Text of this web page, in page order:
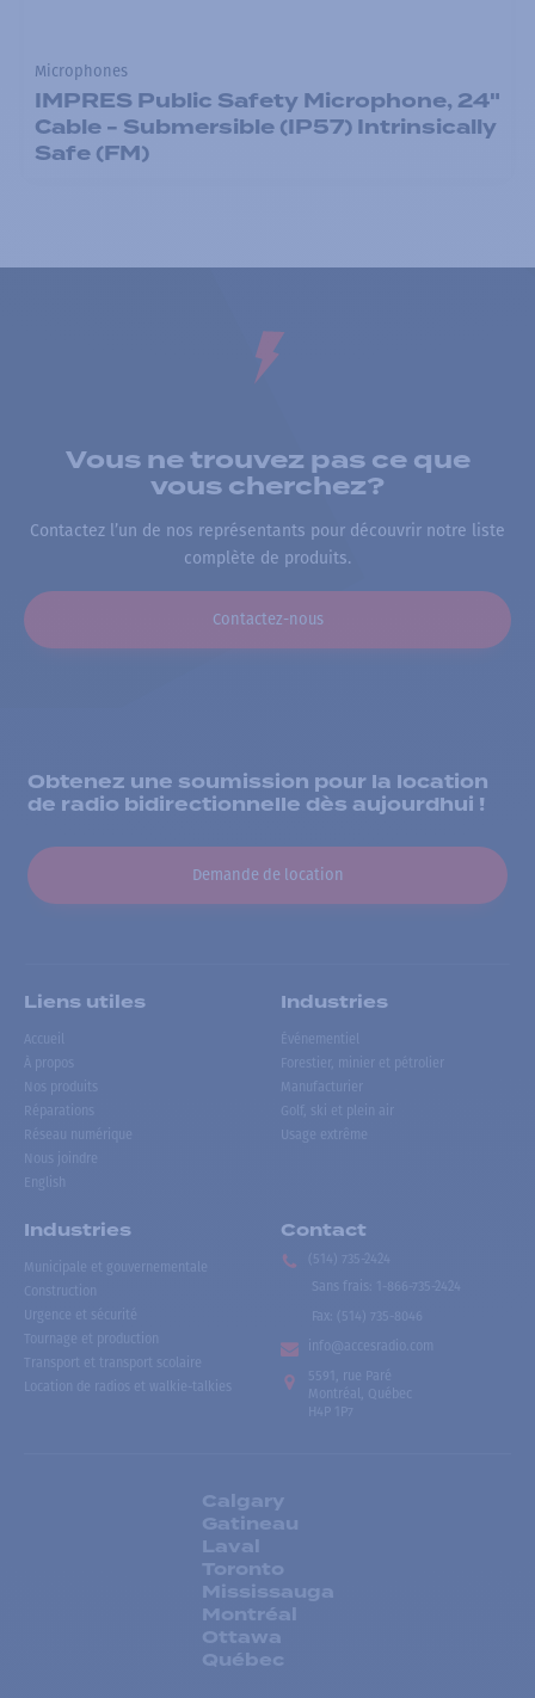
Microphones
IMPRES Public Safety Microphone, 24"
Cable - Submersible (IP57) Intrinsically
Safe (FM)
Vous ne trouvez pas ce que
vous cherchez?
Contactez l’un de nos représentants pour découvrir notre liste
complète de produits.
Contactez-nous
Obtenez une soumission pour la location
de radio bidirectionnelle dès aujourdhui !
Demande de location
Liens utiles
Accueil
À propos
Nos produits
Réparations
Réseau numérique
Nous joindre
English
Industries
Événementiel
Forestier, minier et pétrolier
Manufacturier
Golf, ski et plein air
Usage extrême
Industries
Municipale et gouvernementale
Construction
Urgence et sécurité
Tournage et production
Transport et transport scolaire
Location de radios et walkie-talkies
Contact
(514) 735-2424
Sans frais
1-866-735-2424
Fax:
(514) 735-8046
info@accesradio.com
5591, rue Paré
Montréal, Québec
H4P 1P7
Calgary
Gatineau
Laval
Toronto
Mississauga
Montréal
Ottawa
Québec